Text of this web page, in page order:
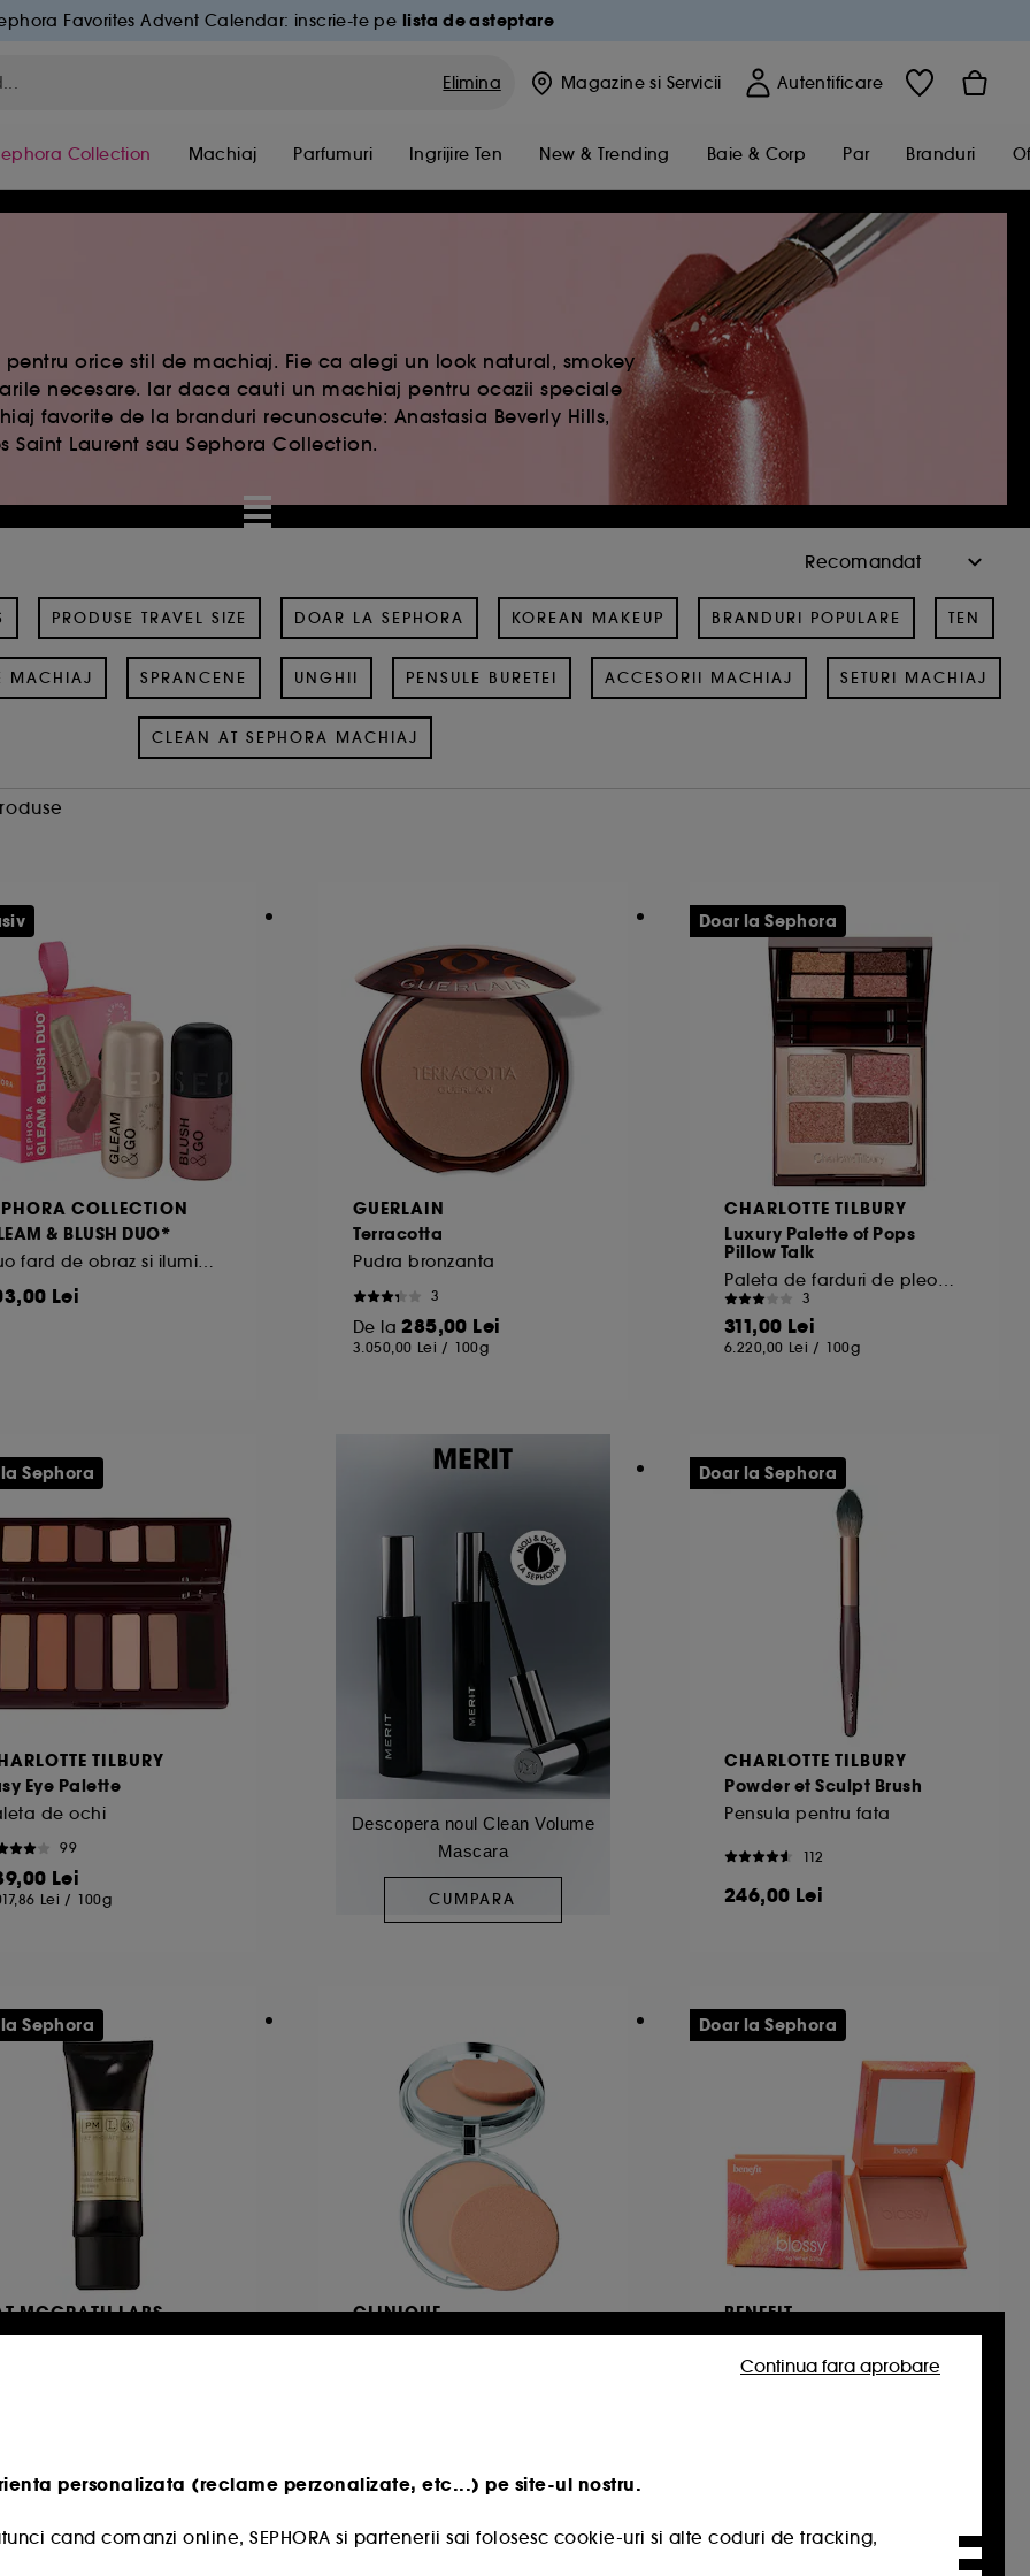
Favorites Advent Calendar: inscrie-te pe lista de asteptare
Elimina Magazinesi Servicii Autentificare
Collection Machiaj Parfumuri Ingrijire Ten New & Trending Baie & Corp Par Branduri
orice stil de machiaj. Fie ca alegi un look natural, smokey
necesare. Iar daca cauti un machiaj pentru ocazii speciale
favorite de la branduri recunoscute: Anastasia Beverly Hills,
Saint Laurent sau Sephora Collection.
PRODUSE TRAVEL SIZE DOAR LA SEPHORA KOREAN MAKEUP BRANDURI POPULARE TEN
MACHIAJ SPRANCENE UNGHII PENSULE BURETEI ACCESORII MACHIAJ SETURI MACHIAJ
CLEAN AT SEPHORA MACHIAJ
COLLECTION
& BLUSH DUO*
Lei
GUERLAIN
Terracotta
Pudra bronzanta
3
De la285,00 Lei
3.050,00 Lei / 100g
CHARLOTTE TILBURY
Luxury Palette of Pops
Pillow Talk
3
311,00 Lei
6.220,00 Lei / 100g
Doar la Sephora
TILBURY
Eye Palette
de ochi
99
Lei
Lei / 100g
Sephora
Descopera noul Clean Volume
Mascara
CUMPARA
CHARLOTTE TILBURY
Powder et Sculpt Brush
Pensula pentru fata
112
246,00 Lei
Doar la Sephora
MCGRATH LABS
Fetish
Sephora
CLINIQUE
Superpowder Double Face
BENEFIT
Blossy
blush pudra cald
Doar la Sephora
personalizata (reclame perzonalizate, etc...) pe site-ul nostru.
cand comanzi online, SEPHORA si partenerii sai folosesc cookie-uri si alte coduri de tracking,
Continua fara aprobare